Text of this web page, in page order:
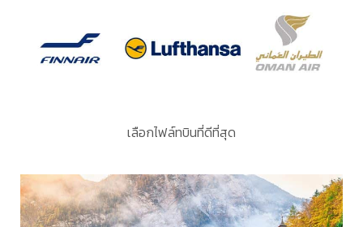
เลือกไฟล์ทบินที่ดีที่สุด